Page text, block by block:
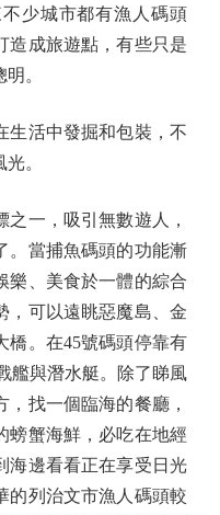
少城市都有漁人碼頭
造成旅遊點，有些只是
。
活中發掘和包裝，不
。
一，吸引無數遊人，
。當捕魚碼頭的功能漸
樂、美食於一體的綜合
，可以遠眺惡魔島、金
。在45號碼頭停靠有
艦與潛水艇。除了睇風
找一個臨海的餐廳，
螃蟹海鮮，必吃在地經
海邊看看正在享受日光
的列治文市漁人碼頭較